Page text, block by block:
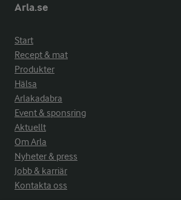
Arla.se
Start
Recept & mat
Produkter
Hälsa
Arlakadabra
Event & sponsring
Aktuellt
Om Arla
Nyheter & press
Jobb & karriär
Kontakta oss